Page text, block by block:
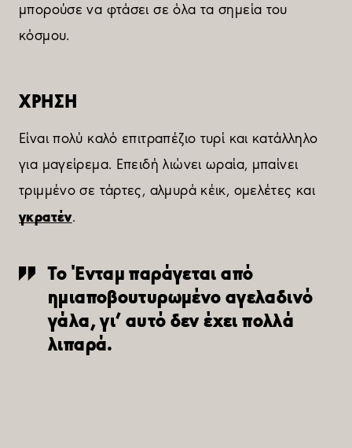
μπορούσε να φτάσει σε όλα τα σημεία του
κόσμου.
ΧΡΗΣΗ
Είναι πολύ καλό επιτραπέζιο τυρί και κατάλληλο
για μαγείρεμα. Επειδή λιώνει ωραία, μπαίνει
τριμμένο σε τάρτες, αλμυρά κέικ, ομελέτες και
γκρατέν.
Το Ένταμ παράγεται από
ημιαποβουτυρωμένο αγελαδινό
γάλα, γι’ αυτό δεν έχει πολλά
λιπαρά.